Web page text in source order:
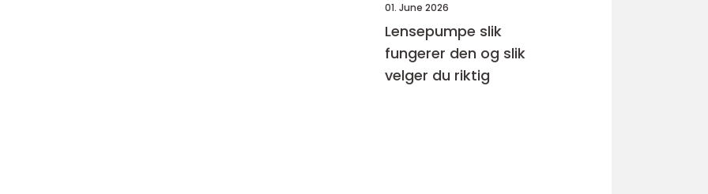
01. June 2026
Lensepumpe slik
fungerer den og slik
velger du riktig